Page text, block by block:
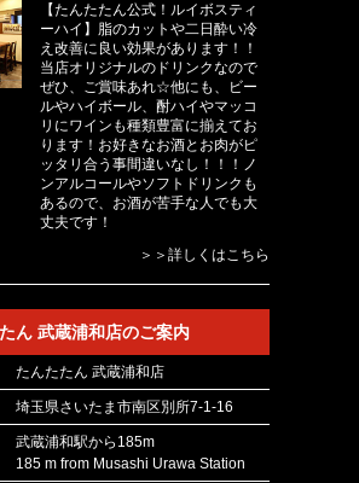
【たんたたん公式！ルイボスティ
ーハイ】脂のカットや二日酔い冷
え改善に良い効果があります！！
当店オリジナルのドリンクなので
ぜひ、ご賞味あれ☆他にも、ビー
ルやハイボール、酎ハイやマッコ
リにワインも種類豊富に揃えてお
ります！お好きなお酒とお肉がピ
ッタリ合う事間違いなし！！！ノ
ンアルコールやソフトドリンクも
あるので、お酒が苦手な人でも大
丈夫です！
＞＞詳しくはこちら
ん 武蔵浦和店のご案内
たんたたん 武蔵浦和店
埼玉県さいたま市南区別所7-1-16
武蔵浦和駅から185m
185 m from Musashi Urawa Station